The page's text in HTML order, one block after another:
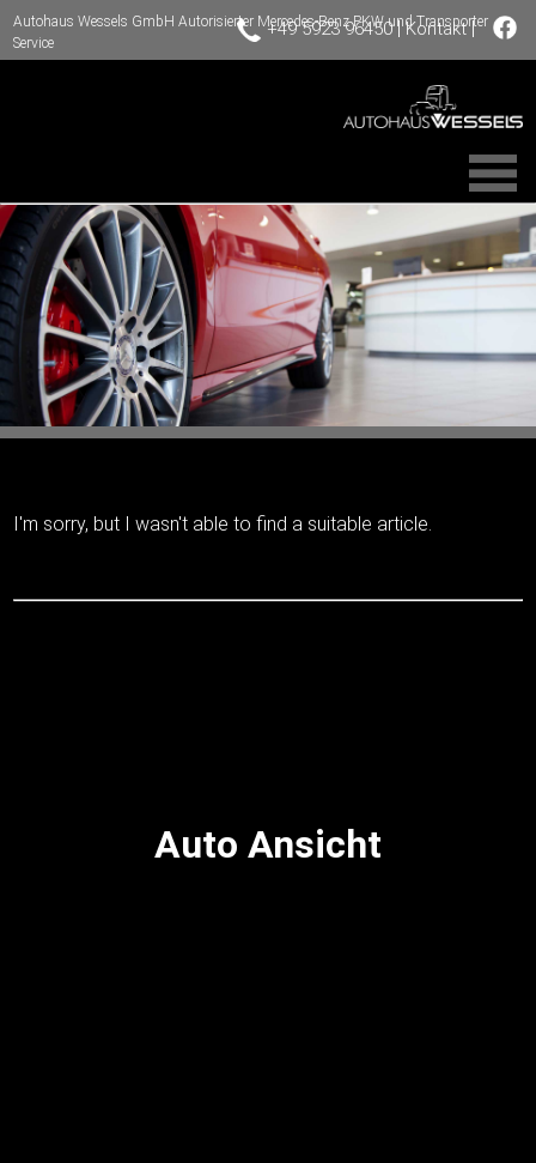
Autohaus Wessels GmbH Autorisierter Mercedes-Benz PKW und Transporter
Service
+49 5923 96450|Kontakt|
I'm sorry, but I wasn't able to find a suitable article.
Auto Ansicht